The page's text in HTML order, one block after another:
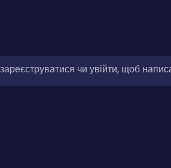
чи увійти, щоб